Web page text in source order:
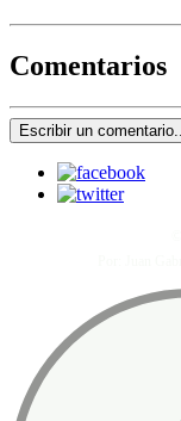
Comentarios
Escribir un comentario...